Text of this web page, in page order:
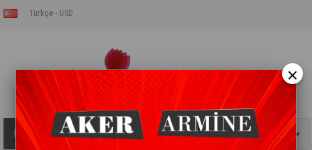
Türkçe - USD
Kategoriler Sepetim 0 Ürün
×